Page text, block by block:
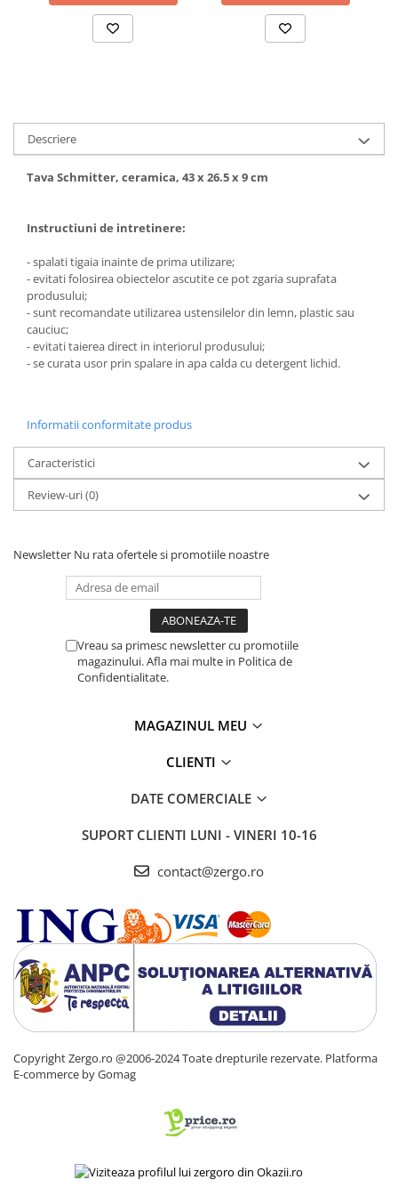
Suporturi si servetele
Tacamuri si seturi
Termosuri si cani termos
Tigai si seturi
Tirbusoane si dopuri
Vaze si boluri decorative
Vesela unica folosinta
Suporturi si accesorii de baie
Descriere
Tava Schmitter, ceramica, 43 x 26.5 x 9 cm
Instructiuni de intretinere:
- spalati tigaia inainte de prima utilizare;
- evitati folosirea obiectelor ascutite ce pot zgaria suprafata
produsului;
- sunt recomandate utilizarea ustensilelor din lemn, plastic sau
cauciuc;
- evitati taierea direct in interiorul produsului;
- se curata usor prin spalare in apa calda cu detergent lichid.
Informatii conformitate produs
Caracteristici
Review-uri(0)
Newsletter Nu rata ofertele si promotiile noastre
Vreau sa primesc newsletter cu promotiile
magazinului. Afla mai multe in Politica de
Confidentialitate.
MAGAZINUL MEU
CLIENTI
DATE COMERCIALE
SUPORT CLIENTI LUNI - VINERI 10-16
contact@zergo.ro
Copyright Zergo.ro @2006-2024 Toate drepturile rezervate. Platforma
E-commerce by Gomag